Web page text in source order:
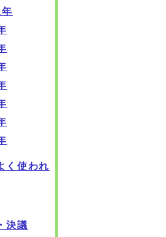
く使われ
決議